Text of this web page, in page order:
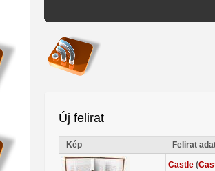
Új felirat
Kép Felirat
Castle (